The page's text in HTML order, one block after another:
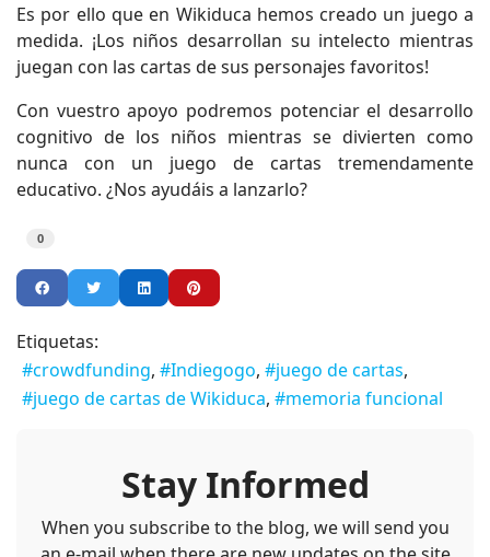
Es por ello que en Wikiduca hemos creado un juego a
medida. ¡Los niños desarrollan su intelecto mientras
juegan con las cartas de sus personajes favoritos!
Con vuestro apoyo podremos potenciar el desarrollo
cognitivo de los niños mientras se divierten como
nunca con un juego de cartas tremendamente
educativo. ¿Nos ayudáis a lanzarlo?
0
Etiquetas:
crowdfunding
Indiegogo
juego de cartas
juego de cartas de Wikiduca
memoria funcional
Stay Informed
When you subscribe to the blog, we will send you